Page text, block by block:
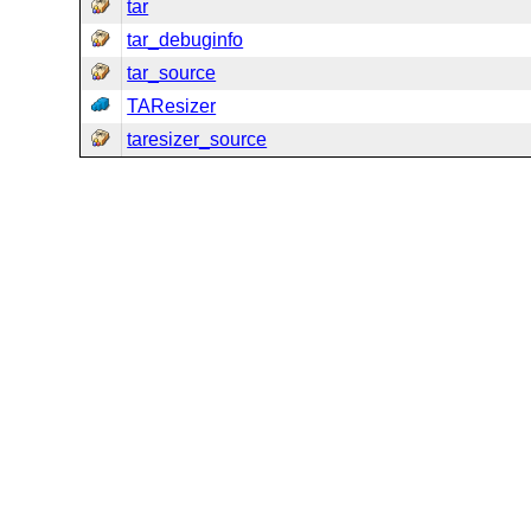
tar
tar_debuginfo
tar_source
TAResizer
taresizer_source